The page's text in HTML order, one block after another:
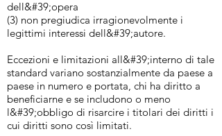
dell&#39;opera
(3) non pregiudica irragionevolmente i
legittimi interessi dell&#39;autore.
Eccezioni e limitazioni all&#39;interno di tale
standard variano sostanzialmente da paese a
paese in numero e portata, chi ha diritto a
beneficiarne e se includono o meno
l&#39;obbligo di risarcire i titolari dei diritti i
cui diritti sono così limitati.